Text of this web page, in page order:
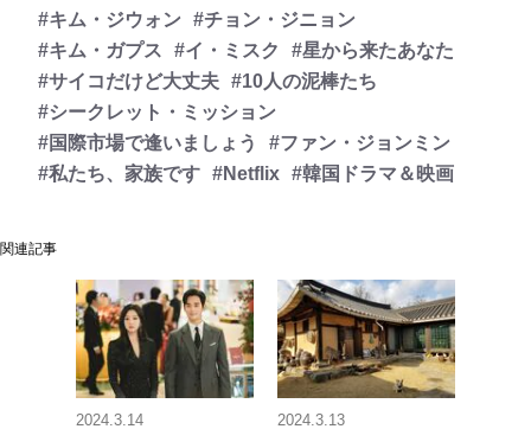
#キム・ジウォン #チョン・ジニョン
#キム・ガプス
#イ・ミスク
#星から来たあなた
#サイコだけど大丈夫 #10人の泥棒たち
#シークレット・ミッション
#国際市場で逢いましょう
#ファン・ジョンミン
#私たち、家族です #Netflix #韓国ドラマ＆映画
関連記事
2024.3.14
2024.3.13